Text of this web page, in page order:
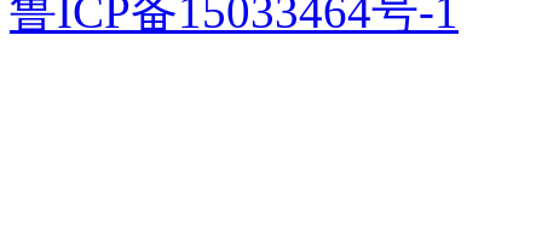
鲁ICP备15033464号-1